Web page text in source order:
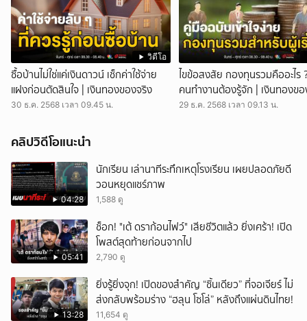
อย่างเมื่อคืนนี้เจอเยอะเลย ในพื้นที่อำเภอปากช่อง รวม ๆ แล้ว 4 คืน นับได้
ไม่ต่ำกว่า 100 ลำ อยากให้เจ้าหน้าที่รัฐ เร่งตามหาคนควบคุมโดรน เอาตัว
ไปดำเนินคดี จะได้ลดความวิตกกังวลของชาวบ้านในพื้นที่ ส่วนที่จังหวัด
ปราจีนบุรี ชาวบ้านยังคงสังเกตเห็นโดรนหลายลำ ในพื้นที่ตำบลเนินหอม
อำเภอเมืองปราจีนบุรี บินใกล้กับพื้นที่ความมั่นคงทางทหาร เจ้าหน้าที่ก็
พยายามขับรถตามเพื่อค้นหาคนบังคับ ซึ่งก็เหมือนจะรู้ จู่ ๆ โดรนก็ปิดไฟ จน
คลาดกันไป ส่วนด่านที่ตั้งอยู่ก็ยังไม่พบรถที่มีท่าทีน่าสงสัย ด้วยความที่
โดรน ใช้ใบพัดในการบิน ในต่างประเทศ เช่นที่ รัสเซีย ก็มีภาพการป้องกัน
ก็เลยใช้วิธีการเดียวกัน เปิดรับบริจาคตาข่ายดักนกจำนวนมาก เพื่อเอาไปติด
ตั้งตามจุดต่าง ๆ เพื่อป้องกัน และดักจับ โดรน ซึ่งก็มีโรงงานผลิตตาข่าย มี
ชาวบ้านเอาไปบริจาคไม่ต่ำกว่า 1,000 กิโลกรัมแล้ว ส่วนที่ จังหวัด
สมุทรปราการ กสทช.และตำรวจสอบสวนกลาง เข้าตรวจสอบบริษัทเอกชน
แห่งหนึ่ง ใน ตำบลแพรกษา ที่ต้องสงสัยเรื่องการลักลอบผลิต โดรน โดยผิด
กฎหมาย ตรวจยึดโดรน 29 เครื่อง, กระเป๋าตรวจจับสัญญาณ, ปืนรบกวน
สัญญาณ, เครื่องรบกวนสัญญาณ, รถตู้สำหรับตรวจจับ และรบกวนสัญญาณ
และอุปกรณ์อื่น ๆ ที่เกี่ยวข้อง อีก 50 รายการ ไปตรวจสอบ ว่าเข้าข่ายผิด
กฎหมายหรือไม่ ทีมข่าวลงพื้นที่ตรวจสอบ พบว่าภายในโรงงานมีคนงาน 3
คน กำลังเก็บข้าวของ จึงไปสอบถามข้อมูลทราบว่า บริษัทนี้มาเช่าอาคาร
ตนก็ไม่ทราบว่าทางผู้บริหารของบริษัทจะเอาอย่างไรต่อ พร้อมปฏิเสธว่า
บริษัทนี้ไม่ได้เป็นสายลับของประเทศกัมพูชาตามที่หลายคนเข้าใจ เพราะยัง
เคยส่งวิทยากรไปให้ความรู้เรื่องการใช้โดรนกับทหาร ส่วนชาวบ้านใกล้เคียง
วิดีโอ
ซื้อบ้านไม่ใช่แค่เงินดาวน์ เช็กค่าใช้จ่าย
แฝงก่อนตัดสินใจ | เงินทองของจริง
30 ธ.ค. 2568 เวลา 09.45 น.
ไขข้อสงสัย กองทุนรวมคืออะไร
คนทำงานต้องรู้จัก | เงินทองขอ
29 ธ.ค. 2568 เวลา 09.13 น.
คลิปวิดีโอแนะนำ
04:28
นักเรียน เล่านาทีระทึกเหตุโรงเรียน เผยปลอดภัยดี
วอนหยุดแชร์ภาพ
1,588 ดู
05:41
ช็อก! "เต้ ดราก้อนไฟว์" เสียชีวิตแล้ว ยิ่งเศร้า! เปิด
โพสต์สุดท้ายก่อนจากไป
2,790 ดู
13:28
ยิ่งรู้ยิ่งจุก! เปิดของสำคัญ “ชิ้นเดียว” ที่จอเจียร์ ไม่
ส่งกลับพร้อมร่าง “ฮลุน โซโล่” หลังถึงแผ่นดินไทย!
11,654 ดู